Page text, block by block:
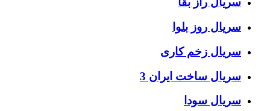
سریال روز بلوا
سریال زخم کاری
سریال ساخت ایران 3
سریال سودا